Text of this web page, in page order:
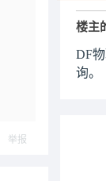
举报
楼主
DF
询。